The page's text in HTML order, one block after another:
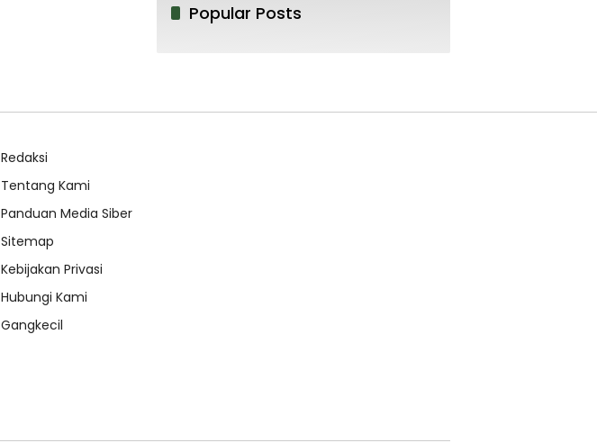
Popular Posts
Redaksi
Tentang Kami
Panduan Media Siber
Sitemap
Kebijakan Privasi
Hubungi Kami
Gangkecil